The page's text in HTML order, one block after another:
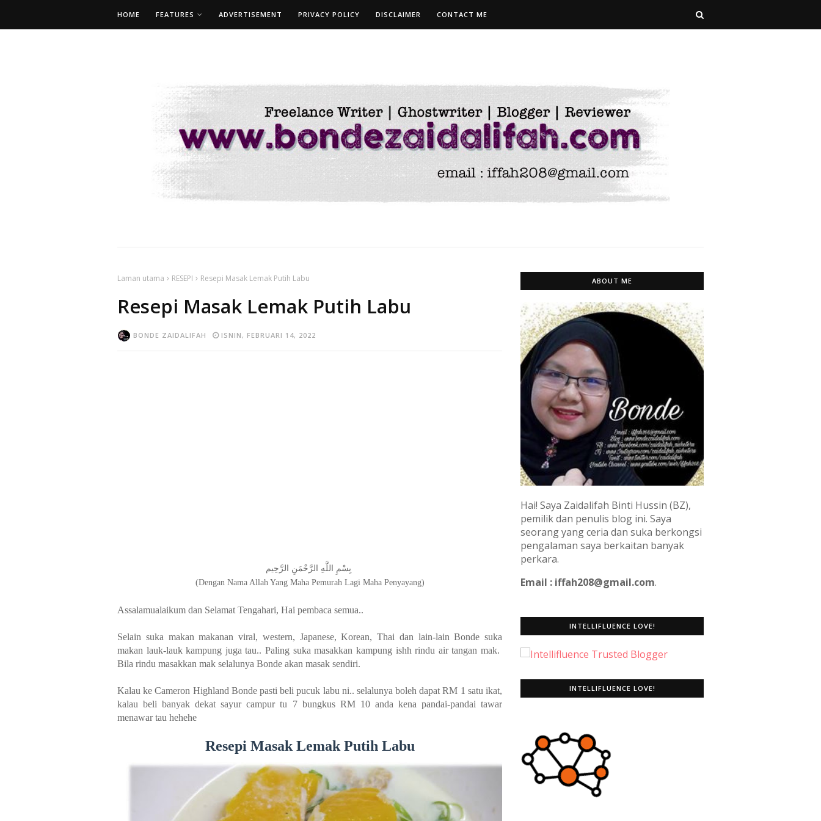
HOME FEATURES ADVERTISEMENT PRIVACY POLICY DISCLAIMER CONTACT ME
Laman utama RESEPI Resepi Masak Lemak Putih Labu
Resepi Masak Lemak Putih Labu
BONDE ZAIDALIFAH ISNIN, FEBRUARI 14, 2022
(Dengan Nama Allah Yang Maha Pemurah Lagi Maha Penyayang)
Assalamualaikum dan Selamat Tengahari, Hai pembaca semua..
Selain suka makan makanan viral, western, Japanese, Korean, Thai dan lain-lain Bonde suka
makan lauk-lauk kampung juga tau.. Paling suka masakkan kampung ishh rindu air tangan mak.
Bila rindu masakkan mak selalunya Bonde akan masak sendiri.
Kalau ke Cameron Highland Bonde pasti beli pucuk labu ni.. selalunya boleh dapat RM 1 satu ikat,
kalau beli banyak dekat sayur campur tu 7 bungkus RM 10 anda kena pandai-pandai tawar
menawar tau hehehe
Resepi Masak Lemak Putih Labu
ABOUT ME
Hai! Saya Zaidalifah Binti Hussin (BZ),
pemilik dan penulis blog ini. Saya
seorang yang ceria dan suka berkongsi
pengalaman saya berkaitan banyak
perkara.
Email : iffah208@gmail.com.
INTELLIFLUENCE LOVE!
INTELLIFLUENCE LOVE!